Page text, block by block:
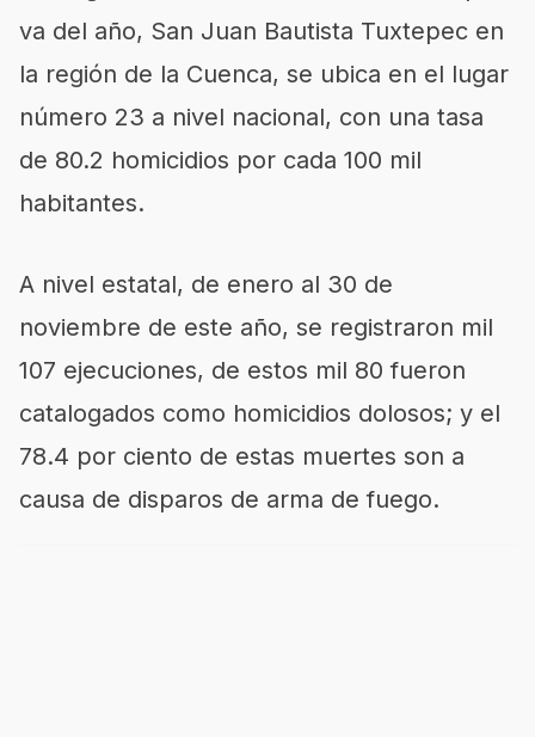
va del año, San Juan Bautista Tuxtepec en
la región de la Cuenca, se ubica en el lugar
número 23 a nivel nacional, con una tasa
de 80.2 homicidios por cada 100 mil
habitantes.
A nivel estatal, de enero al 30 de
noviembre de este año, se registraron mil
107 ejecuciones, de estos mil 80 fueron
catalogados como homicidios dolosos; y el
78.4 por ciento de estas muertes son a
causa de disparos de arma de fuego.